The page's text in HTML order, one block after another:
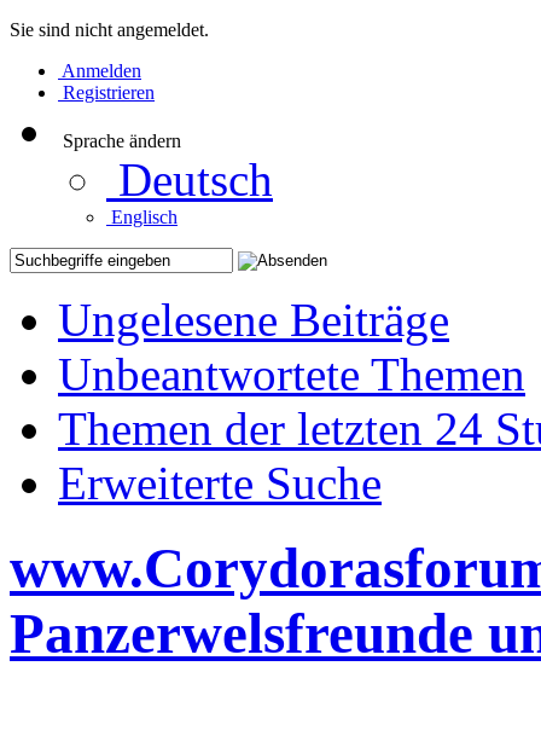
Sie sind nicht angemeldet.
Anmelden
Registrieren
Sprache ändern
Deutsch
Englisch
Ungelesene Beiträge
Unbeantwortete Themen
Themen der letzten 24
Erweiterte Suche
Panzerwelsfreunde